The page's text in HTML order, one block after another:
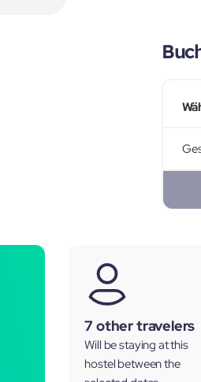
7 other travelers
Will be staying at this
hostel between the